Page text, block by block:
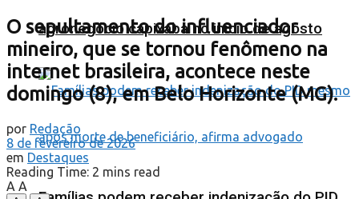
agronegócio capixaba no início de agosto
O sepultamento do influenciador
mineiro, que se tornou fenômeno na
internet brasileira, acontece neste
domingo (8), em Belo Horizonte (MG).
por Redação
8 de fevereiro de 2026
em Destaques
Reading Time: 2 mins read
A A